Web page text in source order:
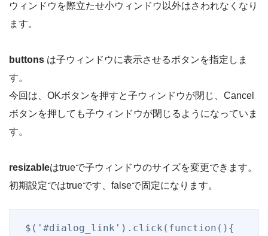
ウィンドウを際立たせ小ウィンドウ以外はさわれなくなり
ます。
buttons は子ウィンドウに表示させるボタンを指定しま
す。
今回は、OKボタンを押すと子ウィンドウが閉じ、Cancel
ボタンを押しても子ウィンドウが閉じるようになっていま
す。
resizableはtrueで子ウィンドウのサイズを変更できます。
初期設定ではtrueです、falseで固定になります。
$('#dialog_link').click(function(){